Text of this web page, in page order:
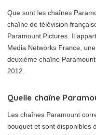
Que sont les chaînes
chaîne de télévision
Paramount Pictures. Il
Media Networks France,
deuxième chaîne
2012.
Quelle chaîne
Les chaînes Paramount
bouquet et sont disponibles